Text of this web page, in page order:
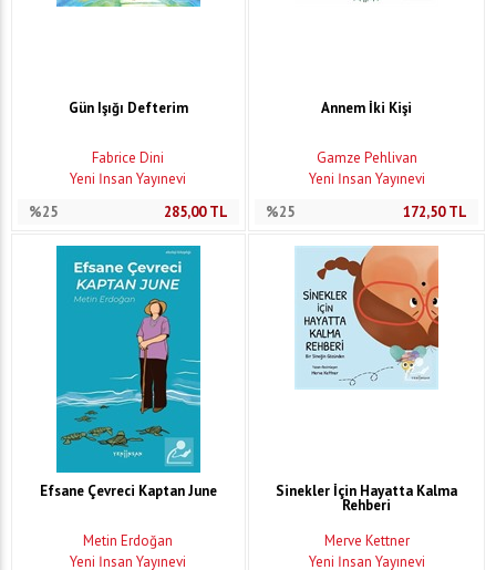
Gün Işığı Defterim
Fabrice Dini
Yeni İnsan Yayınevi
%25
285,00TL
Annem İki Kişi
Gamze Pehlivan
Yeni İnsan Yayınevi
%25
172,50TL
Efsane Çevreci Kaptan June
Metin Erdoğan
Yeni İnsan Yayınevi
Sinekler İçin Hayatta Kalma
Rehberi
Merve Kettner
Yeni İnsan Yayınevi